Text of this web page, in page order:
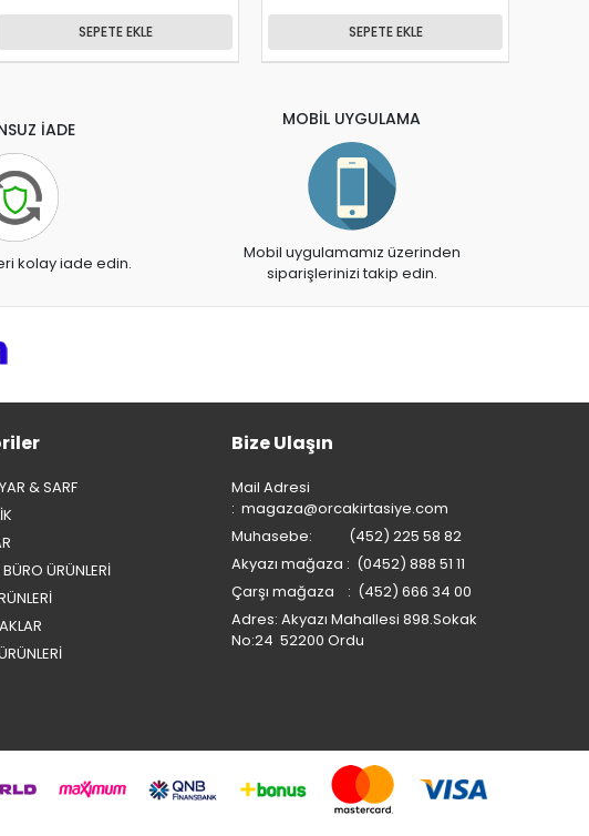
SEPETE EKLE SEPETE EKLE
İADE
kolay iade edin.
MOBİL UYGULAMA
Mobil uygulamamız üzerinden
siparişlerinizi takip edin.
& SARF
ÜRÜNLERİ
Bize Ulaşın
Mail Adresi
: magaza@orcakirtasiye.com
Muhasebe: (452) 225 58 82
Akyazı mağaza : (0452) 888 51 11
Çarşı mağaza : (452) 666 34 00
Adres: Akyazı Mahallesi 898.Sokak
No:24 52200 Ordu